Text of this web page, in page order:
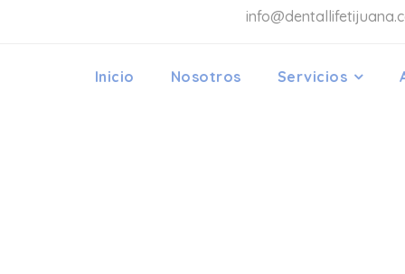
Inicio Nosotros Servicios